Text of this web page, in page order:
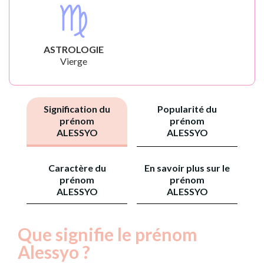
ASTROLOGIE
Vierge
Signification du
prénom
ALESSYO
Popularité du
prénom
ALESSYO
Caractère du
prénom
ALESSYO
En savoir plus sur le
prénom
ALESSYO
Que signifie le prénom
Alessyo ?